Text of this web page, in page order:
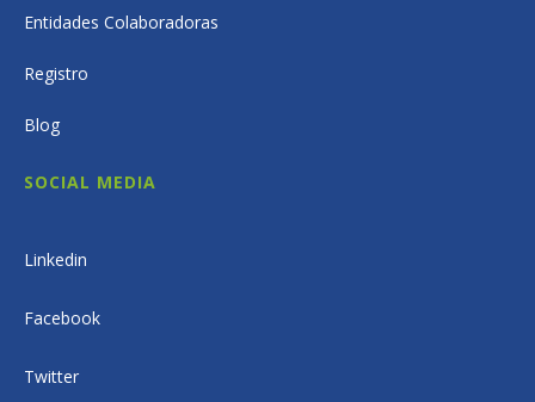
Entidades Colaboradoras
Registro
Blog
SOCIAL MEDIA
Linkedin
Facebook
Twitter